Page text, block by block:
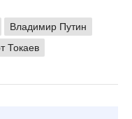
Владимир Путин
Токаев